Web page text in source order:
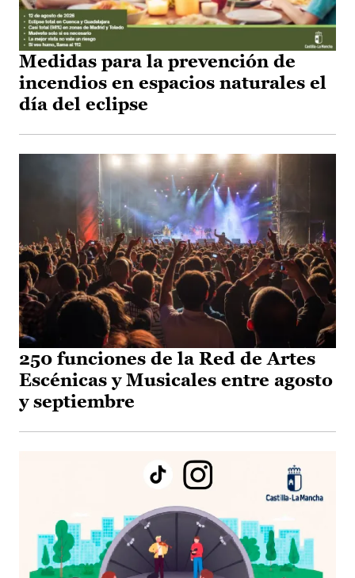
Medidas para la prevención de
incendios en espacios naturales el
día del eclipse
250 funciones de la Red de Artes
Escénicas y Musicales entre agosto
y septiembre